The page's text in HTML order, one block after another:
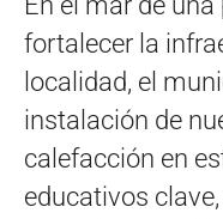
fortalecer la
localidad, el
instalación de
calefacción en
educativos